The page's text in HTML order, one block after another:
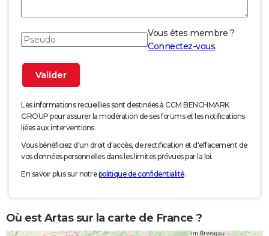
Vous êtes membre ?
Connectez-vous
Les informations recueillies sont destinées à CCM BENCHMARK
GROUP pour assurer la modération de ses forums et les notifications
liées aux interventions.
Vous bénéficiez d'un droit d'accès, de rectification et d'effacement de
vos données personnelles dans les limites prévues par la loi.
En savoir plus sur notrepolitique de confidentialité.
Où est Artas sur la carte de France ?